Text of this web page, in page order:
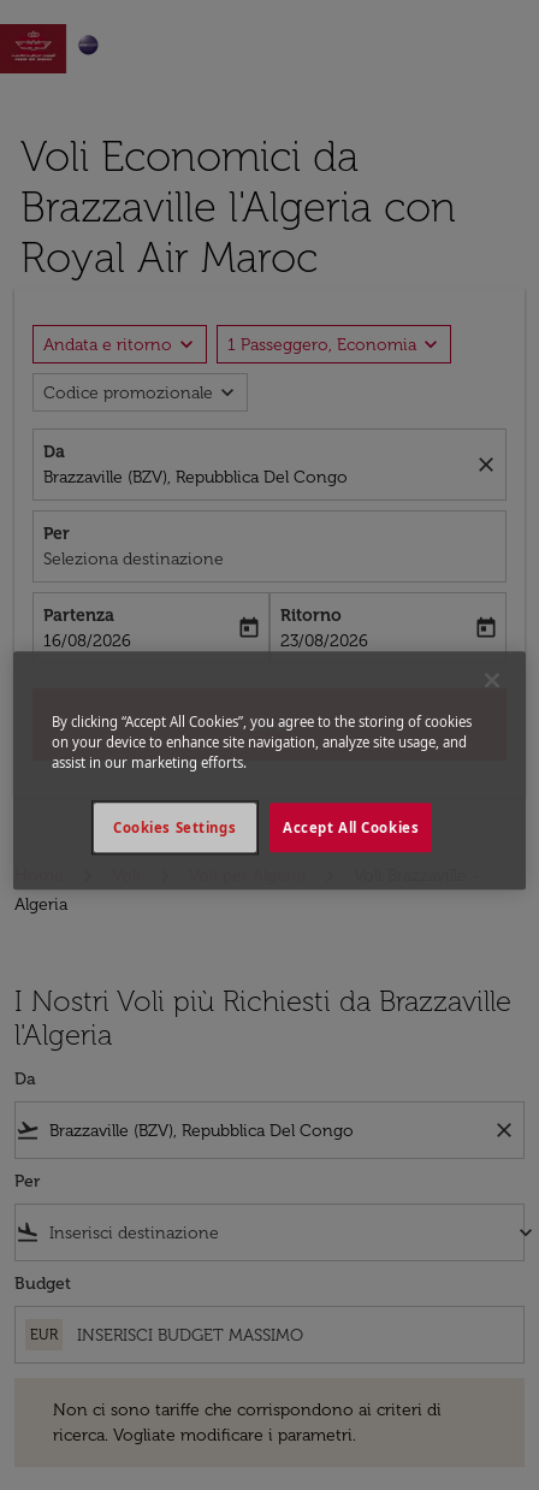

Voli Economici da
Brazzaville l'Algeria con
Royal Air Maroc
Andata e ritorno expand_more 1 Passeggero, Economia expand_more
Codice promozionale expand_more
Da
Brazzaville (BZV), Repubblica Del Congo
close
Per
Seleziona destinazione
Partenza
fc-booking-departure-date-aria-label
16/08/2026
today
Ritorno
fc-booking-return-date-aria-label
23/08/2026
today
Cerca
Algeria
I Nostri Voli più Richiesti da Brazzaville
l'Algeria
Da
flight_takeoff close
Per
flight_land keyboard_arrow_down
Budget
EUR
Non ci sono tariffe che corrispondono ai criteri di
ricerca. Vogliate modificare i parametri.
By clicking “Accept All Cookies”, you agree to the storing of cookies
on your device to enhance site navigation, analyze site usage, and
assist in our marketing efforts.
Accept All Cookies
Cookies Settings